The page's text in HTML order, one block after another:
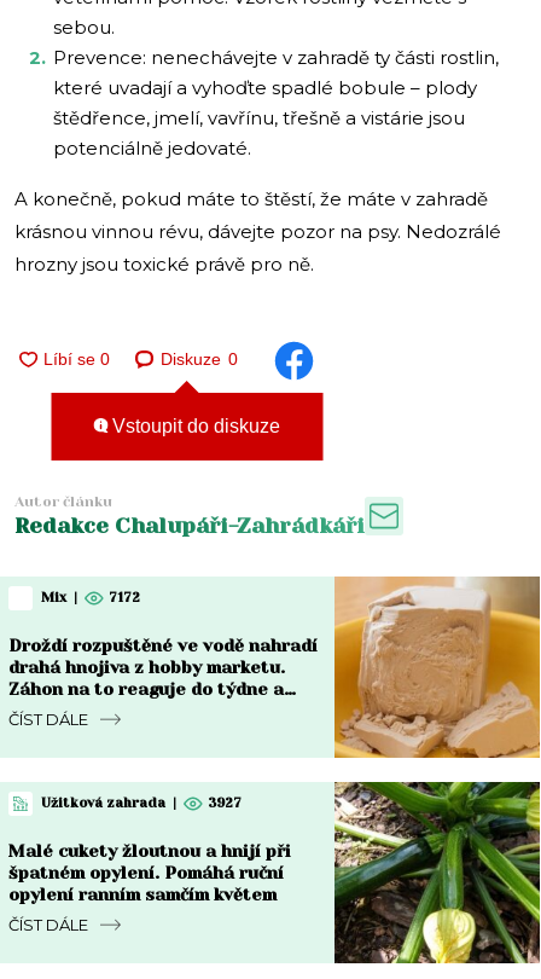
sebou.
Prevence: nenechávejte v zahradě ty části rostlin,
které uvadají a vyhoďte spadlé bobule – plody
štědřence, jmelí, vavřínu, třešně a vistárie jsou
potenciálně jedovaté.
A konečně, pokud máte to štěstí, že máte v zahradě
krásnou vinnou révu, dávejte pozor na psy. Nedozrálé
hrozny jsou toxické právě pro ně.
Diskuze 0
Vstoupit do diskuze
Autor článku
Redakce Chalupáři-Zahrádkáři
Mix 7172
Droždí rozpuštěné ve vodě nahradí
drahá hnojiva z hobby marketu.
Záhon na to reaguje do týdne a
rozdíl je vidět pouhým okem
ČÍST DÁLE
Užitková zahrada 3927
Malé cukety žloutnou a hnijí při
špatném opylení. Pomáhá ruční
opylení ranním samčím květem
ČÍST DÁLE